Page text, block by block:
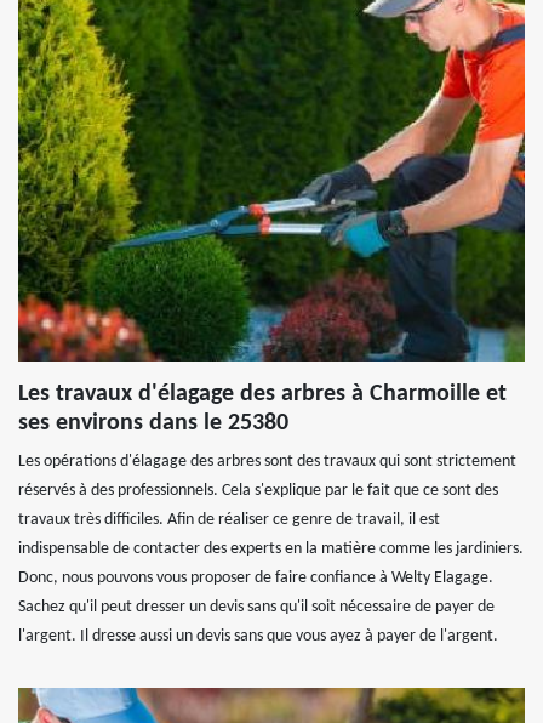
Les travaux d'élagage des arbres à Charmoille et
ses environs dans le 25380
Les opérations d'élagage des arbres sont des travaux qui sont strictement
réservés à des professionnels. Cela s'explique par le fait que ce sont des
travaux très difficiles. Afin de réaliser ce genre de travail, il est
indispensable de contacter des experts en la matière comme les jardiniers.
Donc, nous pouvons vous proposer de faire confiance à Welty Elagage.
Sachez qu'il peut dresser un devis sans qu'il soit nécessaire de payer de
l'argent. Il dresse aussi un devis sans que vous ayez à payer de l'argent.